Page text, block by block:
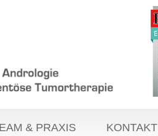
& PRAXIS KONTAKT